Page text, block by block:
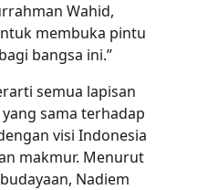
Wahid,
membuka pintu
bangsa ini.”
semua lapisan
sama terhadap
visi Indonesia
makmur. Menurut
Nadiem